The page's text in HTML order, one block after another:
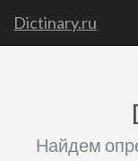
Dictinary.ru
Найдем